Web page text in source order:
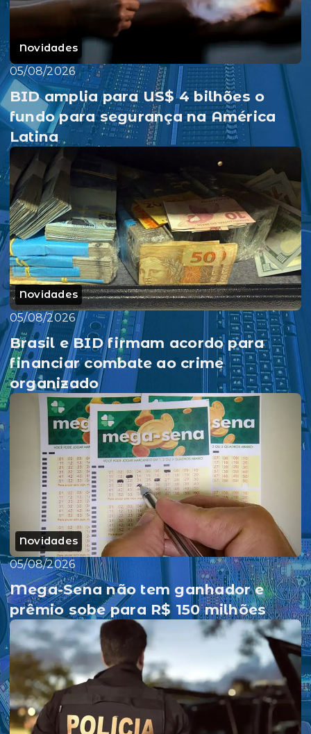
Novidades
05/08/2026
BID amplia para US$ 4 bilhões o
fundo para segurança na América
Latina
Novidades
05/08/2026
Brasil e BID firmam acordo para
financiar combate ao crime
organizado
Novidades
05/08/2026
Mega-Sena não tem ganhador e
prêmio sobe para R$ 150 milhões